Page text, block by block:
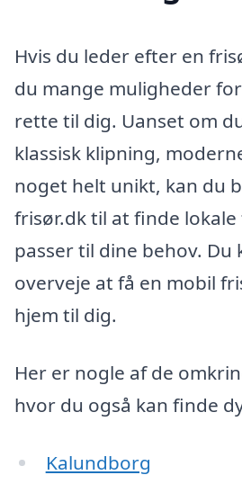
Hvis du leder efter en
du mange muligheder
rette til dig. Uanset om
klassisk klipning,
noget helt unikt, kan du
frisør.dk til at finde
passer til dine behov. Du
overveje at få en mobil
hjem til dig.
Her er nogle af de
hvor du også kan finde
Kalundborg